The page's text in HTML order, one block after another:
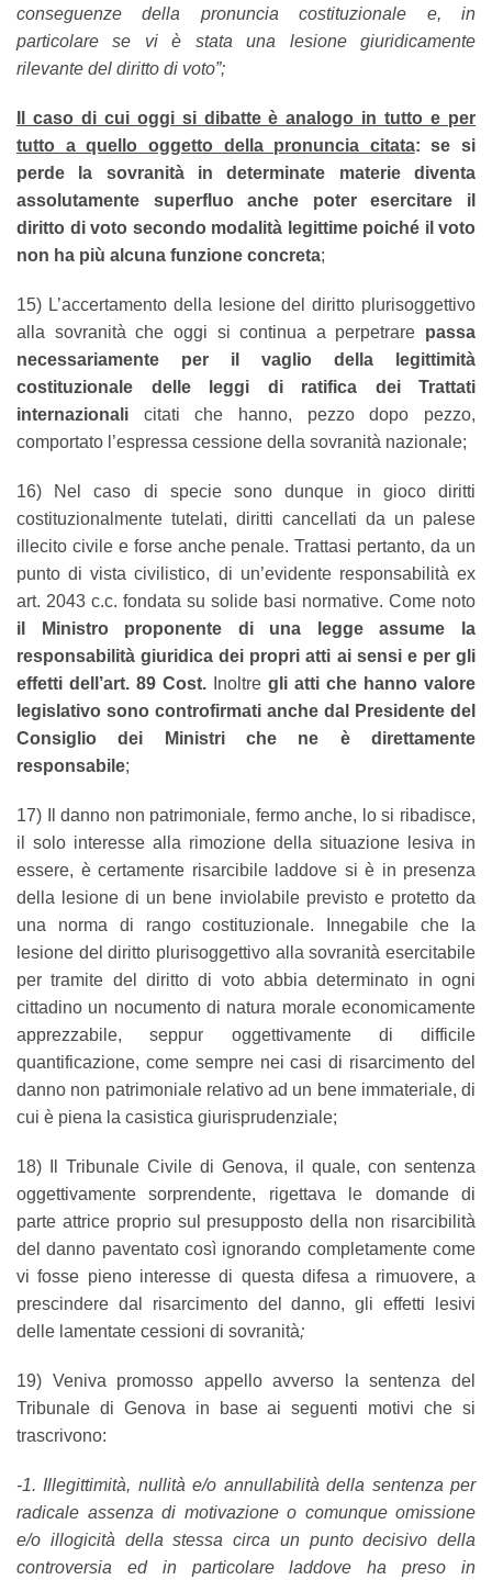
conseguenze della pronuncia costituzionale e, in
particolare se vi è stata una lesione giuridicamente
rilevante del diritto di voto”;
Il caso di cui oggi si dibatte è analogo in tutto e per
tutto a quello oggetto della pronuncia citata:se si
perde la sovranità in determinate materie diventa
assolutamente superfluo anche poter esercitare il
diritto di voto secondo modalità legittime poiché il voto
non ha più alcuna funzione concreta;
15) L’accertamento della lesione del diritto plurisoggettivo
alla sovranità che oggi si continua a perpetrare passa
necessariamente per il vaglio della legittimità
costituzionale delle leggi di ratifica dei Trattati
internazionali citati che hanno, pezzo dopo pezzo,
comportato l’espressa cessione della sovranità nazionale;
16) Nel caso di specie sono dunque in gioco diritti
costituzionalmente tutelati, diritti cancellati da un palese
illecito civile e forse anche penale. Trattasi pertanto, da un
punto di vista civilistico, di un’evidente responsabilità ex
art. 2043 c.c. fondata su solide basi normative. Come noto
il Ministro proponente di una legge assume la
responsabilità giuridica dei propri atti ai sensi e per gli
effetti dell’art. 89 Cost. Inoltre gli atti che hanno valore
legislativo sono controfirmati anche dal Presidente del
Consiglio dei Ministri che ne è direttamente
responsabile;
17) Il danno non patrimoniale, fermo anche, lo si ribadisce,
il solo interesse alla rimozione della situazione lesiva in
essere, è certamente risarcibile laddove si è in presenza
della lesione di un bene inviolabile previsto e protetto da
una norma di rango costituzionale. Innegabile che la
lesione del diritto plurisoggettivo alla sovranità esercitabile
per tramite del diritto di voto abbia determinato in ogni
cittadino un nocumento di natura morale economicamente
apprezzabile, seppur oggettivamente di difficile
quantificazione, come sempre nei casi di risarcimento del
danno non patrimoniale relativo ad un bene immateriale, di
cui è piena la casistica giurisprudenziale;
18) Il Tribunale Civile di Genova, il quale, con sentenza
oggettivamente sorprendente, rigettava le domande di
parte attrice proprio sul presupposto della non risarcibilità
del danno paventato così ignorando completamente come
vi fosse pieno interesse di questa difesa a rimuovere, a
prescindere dal risarcimento del danno, gli effetti lesivi
delle lamentate cessioni di sovranità;
19) Veniva promosso appello avverso la sentenza del
Tribunale di Genova in base ai seguenti motivi che si
trascrivono:
-1. Illegittimità, nullità e/o annullabilità della sentenza per
radicale assenza di motivazione o comunque omissione
e/o illogicità della stessa circa un punto decisivo della
controversia ed in particolare laddove ha preso in